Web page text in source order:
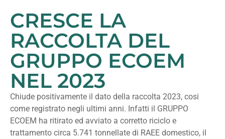
CRESCE LA
RACCOLTA DEL
GRUPPO ECOEM
NEL 2023
Chiude positivamente il dato della raccolta 2023, cosi
come registrato negli ultimi anni. Infatti il GRUPPO
ECOEM ha ritirato ed avviato a corretto riciclo e
trattamento circa 5.741 tonnellate di RAEE domestico, il